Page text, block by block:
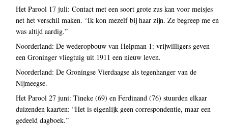
Het Parool 17 juli: Contact met een soort grote zus kan voor meisjes
net het verschil maken. “Ik kon mezelf bij haar zijn. Ze begreep me en
was altijd aardig.”
Noorderland: De wederopbouw van Helpman 1: vrijwilligers geven
een Groninger vliegtuig uit 1911 een nieuw leven.
Noorderland: De Groningse Vierdaagse als tegenhanger van de
Nijmeegse.
Het Parool 27 juni: Tineke (69) en Ferdinand (76) stuurden elkaar
duizenden kaarten: “Het is eigenlijk geen correspondentie, maar een
gedeeld dagboek.”